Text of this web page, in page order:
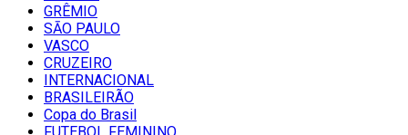
GRÊMIO
SĀO PAULO
VASCO
CRUZEIRO
INTERNACIONAL
BRASILEIRÃO
Copa do Brasil